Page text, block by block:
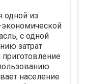
продукции
продукции и
23» 44
одной из
с одной
затрат
население